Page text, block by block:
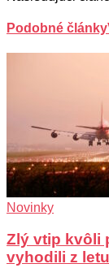
Podobné články
Novinky
Zlý vtip kvôli
vyhodili z letu